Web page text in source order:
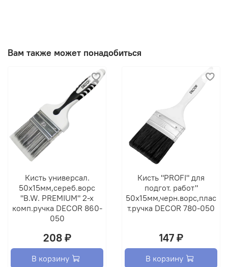
Вам также может понадобиться
Кисть универсал.
50х15мм,сереб.ворс
"B.W. PREMIUM" 2-х
комп.ручка DECOR 860-
050
208 ₽
В корзину
Кисть "PROFI" для
подгот. работ"
50х15мм,черн.ворс,плас
т.ручка DECOR 780-050
147 ₽
В корзину